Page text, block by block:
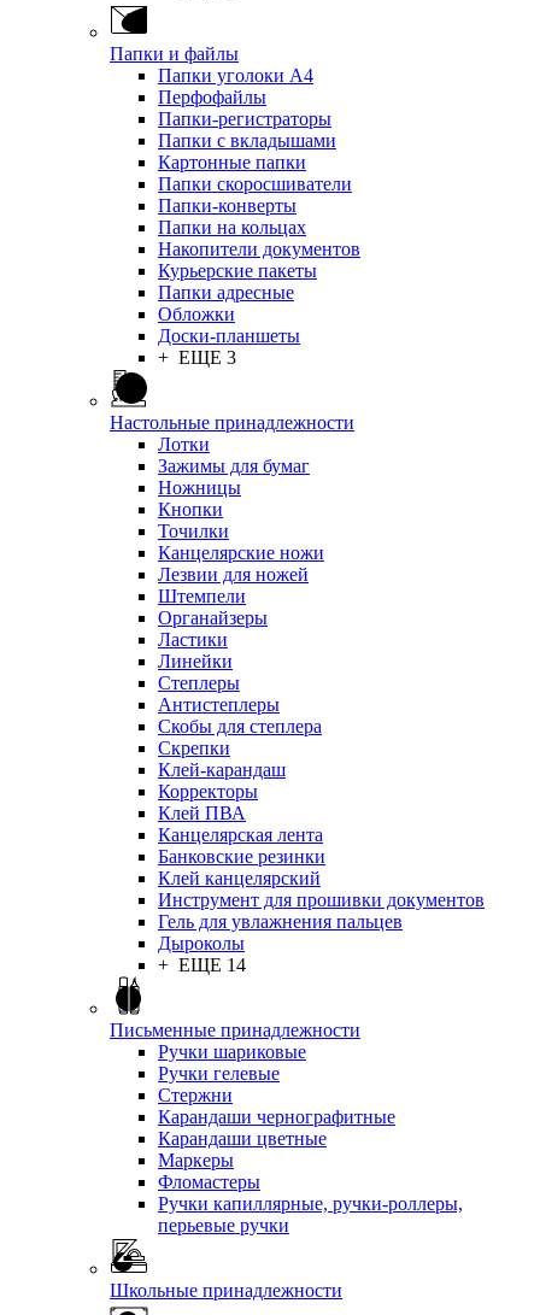
Папки и файлы
Папки уголоки А4
Перфофайлы
Папки-регистраторы
Папки с вкладышами
Картонные папки
Папки скоросшиватели
Папки-конверты
Папки на кольцах
Накопители документов
Курьерские пакеты
Папки адресные
Обложки
Доски-планшеты
+ ЕЩЕ 3
Настольные принадлежности
Лотки
Зажимы для бумаг
Ножницы
Кнопки
Точилки
Канцелярские ножи
Лезвии для ножей
Штемпели
Органайзеры
Ластики
Линейки
Степлеры
Антистеплеры
Скобы для степлера
Скрепки
Клей-карандаш
Корректоры
Клей ПВА
Канцелярская лента
Банковские резинки
Клей канцелярский
Инструмент для прошивки документов
Гель для увлажнения пальцев
Дыроколы
+ ЕЩЕ 14
Письменные принадлежности
Ручки шариковые
Ручки гелевые
Стержни
Карандаши чернографитные
Карандаши цветные
Маркеры
Фломастеры
Ручки капиллярные, ручки-роллеры,
перьевые ручки
Школьные принадлежности